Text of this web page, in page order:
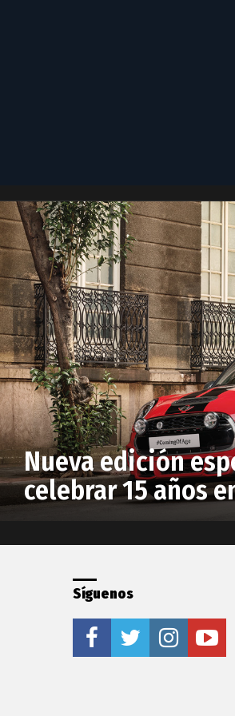
XV
Latest
stories
Nueva edición
celebrar 15 años
Síguenos
facebooktwitter instagram